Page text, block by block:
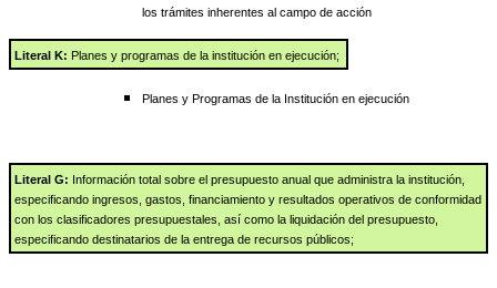
los trámites inherentes al campo de acción
Literal K: Planes y programas de la institución en ejecución;
Planes y Programas de la Institución en ejecución
Literal G: Información total sobre el presupuesto anual que administra la institución,
especificando ingresos, gastos, financiamiento y resultados operativos de conformidad
con los clasificadores presupuestales, así como la liquidación del presupuesto,
especificando destinatarios de la entrega de recursos públicos;